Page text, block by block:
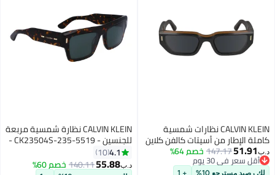
CALVIN KLEIN نظارات شمسية
من أسيتات كالفن كلاين
CK24500S 5119 (002) أسود/خصم 64%
يوم
يوم
10%
+ 1
CALVIN KLEIN نظارة شمسية مربعة
للجنسين - CK23504S-235-5519 -
مقاس العدسة: 55 ملم
د.ب‏ 140.11خصم 60%